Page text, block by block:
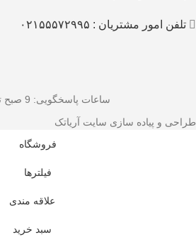
تلفن امور مشتریان : ۰۲۱۵۵۵۷۲۹۹۵
ساعات پاسخگویی: 9 صبح تا 5 عصر
طراحی و پیاده سازی سایت آریاتک
فروشگاه
فیلترها
علاقه مندی
سبد خرید